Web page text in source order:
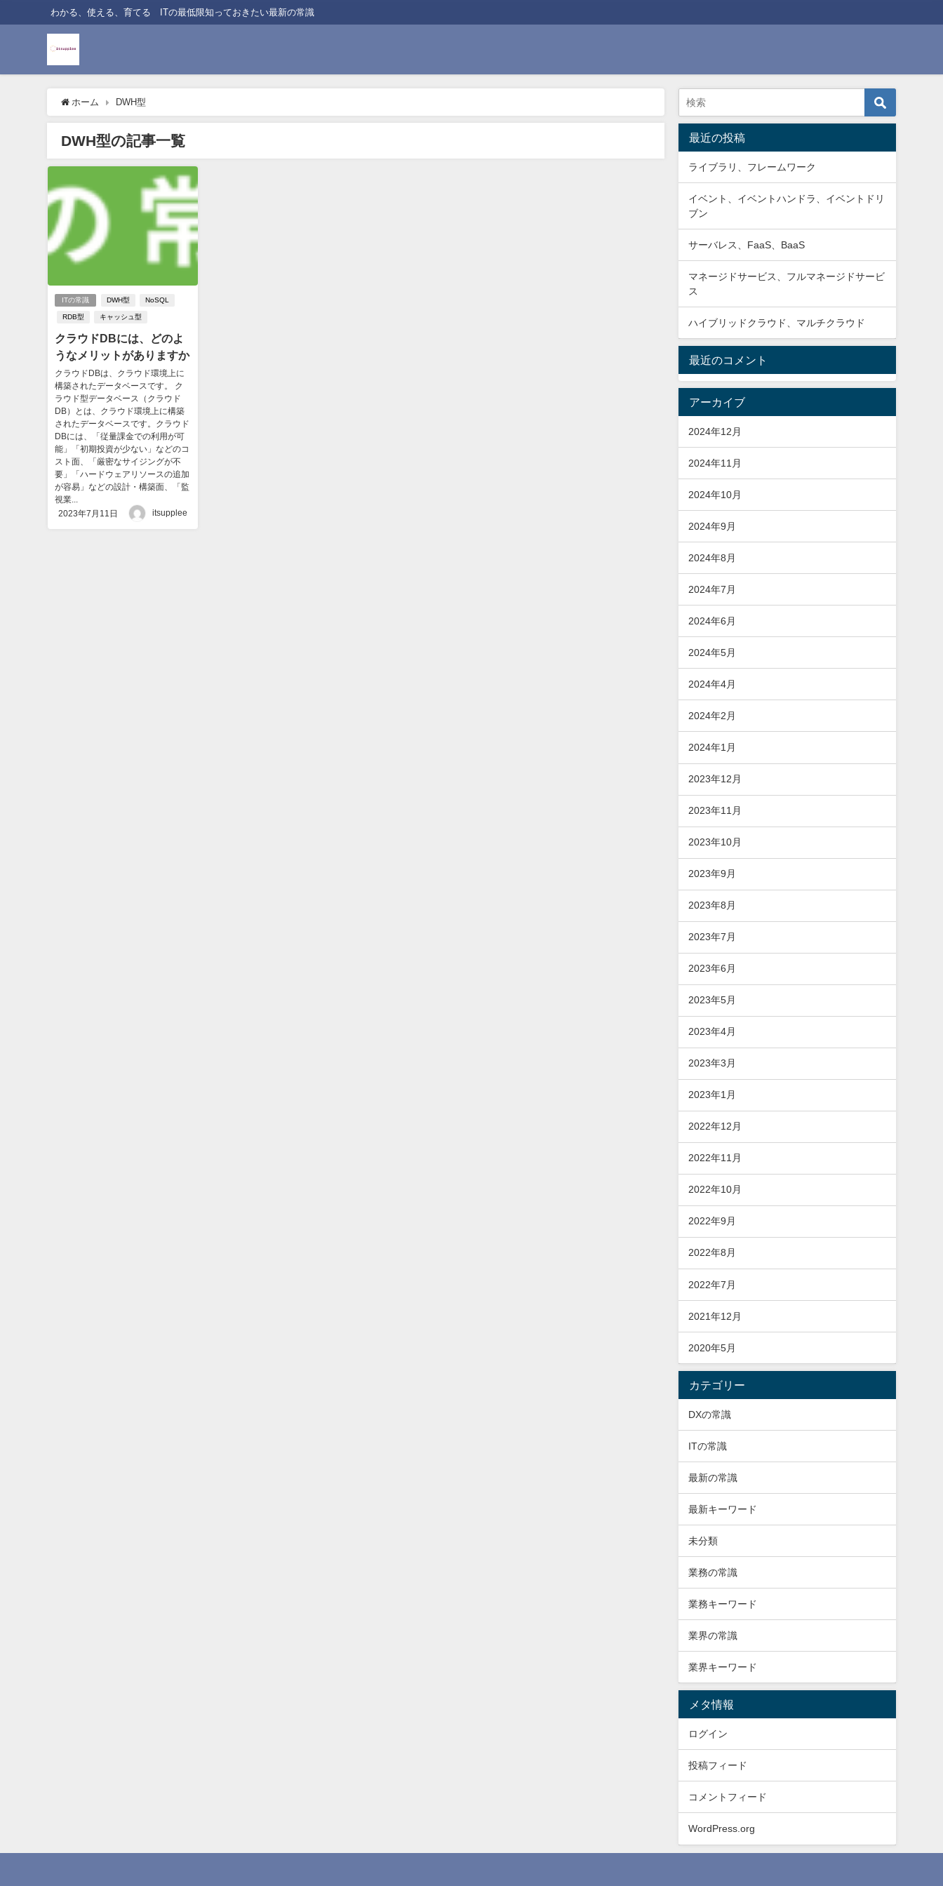
わかる、使える、育てる ITの最低限知っておきたい最新の常識
ホーム DWH型
DWH型の記事一覧
ITの常識 DWH型 NoSQL
RDB型 キャッシュ型
クラウドDBには、どのよ
うなメリットがありますか
クラウドDBは、クラウド環境上に
構築されたデータベースです。 ク
ラウド型データベース（クラウド
DB）とは、クラウド環境上に構築
されたデータベースです。クラウド
DBには、「従量課金での利用が可
能」「初期投資が少ない」などのコ
スト面、「厳密なサイジングが不
要」「ハードウェアリソースの追加
が容易」などの設計・構築面、「監
視業...
2023年7月11日
itsupplee
最近の投稿
ライブラリ、フレームワーク
イベント、イベントハンドラ、イベントドリ
ブン
サーバレス、FaaS、BaaS
マネージドサービス、フルマネージドサービ
ス
ハイブリッドクラウド、マルチクラウド
最近のコメント
アーカイブ
2024年12月
2024年11月
2024年10月
2024年9月
2024年8月
2024年7月
2024年6月
2024年5月
2024年4月
2024年2月
2024年1月
2023年12月
2023年11月
2023年10月
2023年9月
2023年8月
2023年7月
2023年6月
2023年5月
2023年4月
2023年3月
2023年1月
2022年12月
2022年11月
2022年10月
2022年9月
2022年8月
2022年7月
2021年12月
2020年5月
カテゴリー
DXの常識
ITの常識
最新の常識
最新キーワード
未分類
業務の常識
業務キーワード
業界の常識
業界キーワード
メタ情報
ログイン
投稿フィード
コメントフィード
WordPress.org